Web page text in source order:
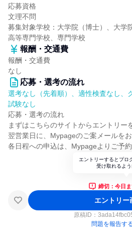
応募資格
文理不問
募集対象学校：大学院（博士）、大学
高等専門学校、専門学校
報酬・交通費
報酬・交通費
なし
応募・選考の流れ
選考なし（先着順）、適性検査なし、
試験なし
応募・選考の流れ
まずはこちらのサイトからエントリー
翌営業日に、Mypageのご案メールをお
各日程への申込は、Mypageよりご予約
エントリーするとプロ
受け取れるよ
締切：今日
エントリー
原稿ID：
問題を報告す